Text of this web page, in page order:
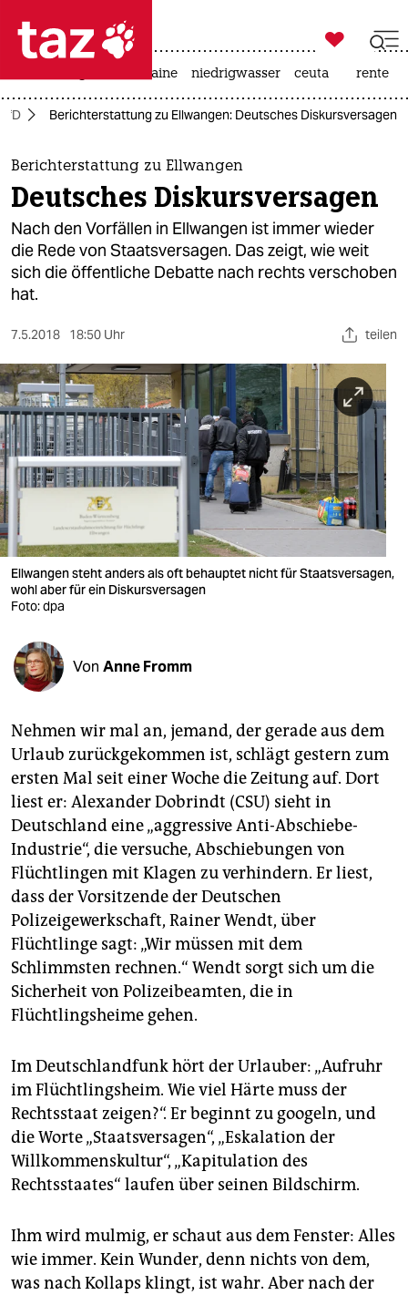
 taz zahl ich
taz zahl ich
themen
politik
öko
gesellschaft
kultur
sport
berlin
nord
wahrheit
verlag
verlag
veranstaltungen
shop
fragen & hilfe
abo
genossenschaft
epaper login

taz zahl ich
krieg in der ukraine niedrigwasser ceuta rente
AfD Berichterstattung zu Ellwangen: Deutsches Diskursversagen
Berichterstattung zu Ellwangen
Deutsches Diskursversagen
Nach den Vorfällen in Ellwangen ist immer wieder
die Rede von Staatsversagen. Das zeigt, wie weit
sich die öffentliche Debatte nach rechts verschoben
hat.
7.5.2018 18:50 Uhr teilen
Ellwangen steht anders als oft behauptet nicht für Staatsversagen,
wohl aber für ein Diskursversagen
Foto: dpa
Von Anne Fromm
Nehmen wir mal an, jemand, der gerade aus dem
Urlaub zurückgekommen ist, schlägt gestern zum
ersten Mal seit einer Woche die Zeitung auf. Dort
liest er: Alexander Dobrindt (CSU) sieht in
Deutschland eine „aggressive Anti-Abschiebe-
Industrie“, die versuche, Abschiebungen von
Flüchtlingen mit Klagen zu verhindern. Er liest,
dass der Vorsitzende der Deutschen
Polizeigewerkschaft, Rainer Wendt, über
Flüchtlinge sagt: „Wir müssen mit dem
Schlimmsten rechnen.“ Wendt sorgt sich um die
Sicherheit von Polizeibeamten, die in
Flüchtlingsheime gehen.
Im Deutschlandfunk hört der Urlauber: „Aufruhr
im Flüchtlingsheim. Wie viel Härte muss der
Rechtsstaat zeigen?“. Er beginnt zu googeln, und
die Worte „Staatsversagen“, „Eskalation der
Willkommenskultur“, „Kapitulation des
Rechtsstaates“ laufen über seinen Bildschirm.
Ihm wird mulmig, er schaut aus dem Fenster: Alles
wie immer. Kein Wunder, denn nichts von dem,
was nach Kollaps klingt, ist wahr. Aber nach der